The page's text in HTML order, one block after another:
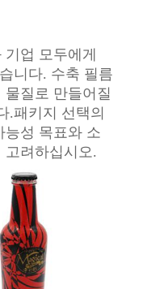
업 모두에게
니다. 수축 필름
질로 만들어질
.패키지 선택의
능성 목표와 소
고려하십시오.